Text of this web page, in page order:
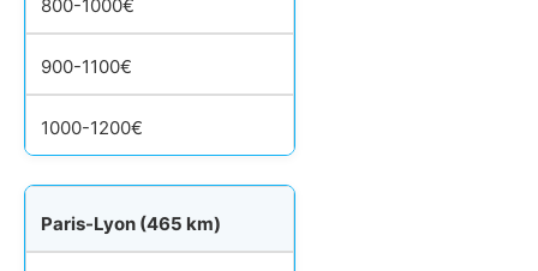
800-1000€
900-1100€
1000-1200€
Paris-Lyon (465 km)